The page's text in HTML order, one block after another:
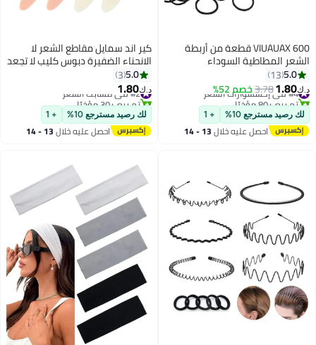
VIUAUAX 600 قطعة من أربطة
الشعر المطاطية السوداء
5.0
13
د.ك‏1.80
3.78خصم 52% #4 في إكسسوارات الشعر
تم بيع +80 مؤخرًا
#4 في إكسسوارات الشعر
لك رصيد مسترجع 10% + 1
احصل عليه خلال 13 - 14
كير اند سمايل مقاطع الشعر لا
الانحناء الضفيرة دبوس كليب لا تجعد
مقاطع الشعر للماكياج
5.0
3
د.ك‏1.80
#2 في مشابك الشعر
تم بيع +30 مؤخرًا
#2 في مشابك الشعر
لك رصيد مسترجع 10% + 1
احصل عليه خلال 13 - 14